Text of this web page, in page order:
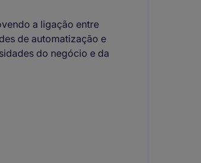
a ligação entre
de automatização e
do negócio e da